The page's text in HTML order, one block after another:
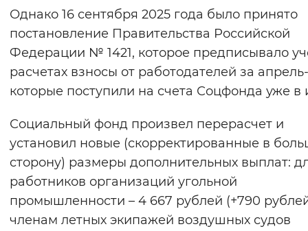
Однако 16 сентября 2025 года было принято
постановление Правительства Российской
Федерации № 1421, которое предписывало
расчетах взносы от работодателей за
которые поступили на счета Соцфонда уже в
Социальный фонд произвел перерасчет и
установил новые (скорректированные в
сторону) размеры дополнительных выплат:
работников организаций угольной
промышленности – 4 667 рублей (+790
членам летных экипажей воздушных судов